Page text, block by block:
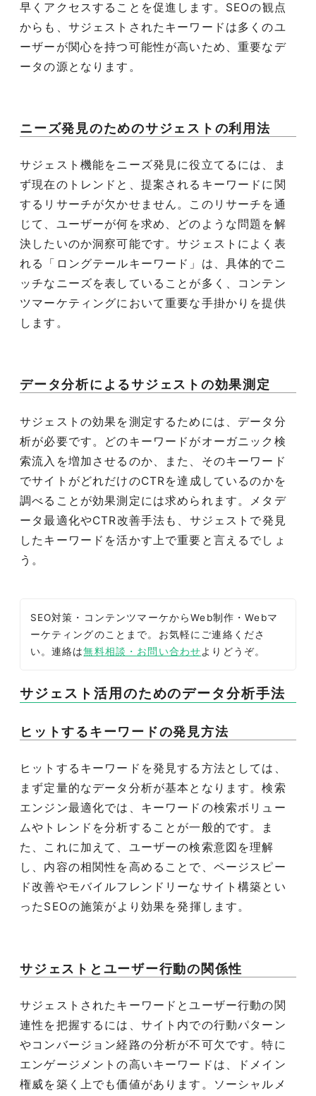
早くアクセスすることを促進します。SEOの観点
からも、サジェストされたキーワードは多くのユ
ーザーが関心を持つ可能性が高いため、重要なデ
ータの源となります。
ニーズ発見のためのサジェストの利用法
サジェスト機能をニーズ発見に役立てるには、ま
ず現在のトレンドと、提案されるキーワードに関
するリサーチが欠かせません。このリサーチを通
じて、ユーザーが何を求め、どのような問題を解
決したいのか洞察可能です。サジェストによく表
れる「ロングテールキーワード」は、具体的でニ
ッチなニーズを表していることが多く、コンテン
ツマーケティングにおいて重要な手掛かりを提供
します。
データ分析によるサジェストの効果測定
サジェストの効果を測定するためには、データ分
析が必要です。どのキーワードがオーガニック検
索流入を増加させるのか、また、そのキーワード
でサイトがどれだけのCTRを達成しているのかを
調べることが効果測定には求められます。メタデ
ータ最適化やCTR改善手法も、サジェストで発見
したキーワードを活かす上で重要と言えるでしょ
う。
SEO対策・コンテンツマーケからWeb制作・Webマ
ーケティングのことまで。お気軽にご連絡くださ
い。連絡は無料相談・お問い合わせよりどうぞ。
サジェスト活用のためのデータ分析手法
ヒットするキーワードの発見方法
ヒットするキーワードを発見する方法としては、
まず定量的なデータ分析が基本となります。検索
エンジン最適化では、キーワードの検索ボリュー
ムやトレンドを分析することが一般的です。ま
た、これに加えて、ユーザーの検索意図を理解
し、内容の相関性を高めることで、ページスピー
ド改善やモバイルフレンドリーなサイト構築とい
ったSEOの施策がより効果を発揮します。
サジェストとユーザー行動の関係性
サジェストされたキーワードとユーザー行動の関
連性を把握するには、サイト内での行動パターン
やコンバージョン経路の分析が不可欠です。特に
エンゲージメントの高いキーワードは、ドメイン
権威を築く上でも価値があります。ソーシャルメ